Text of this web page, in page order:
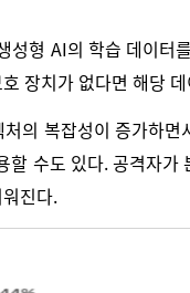
형 AI의 학습 데이터
장치가 없다면 해당
의 복잡성이 증가하
수도 있다. 공격자
진다.